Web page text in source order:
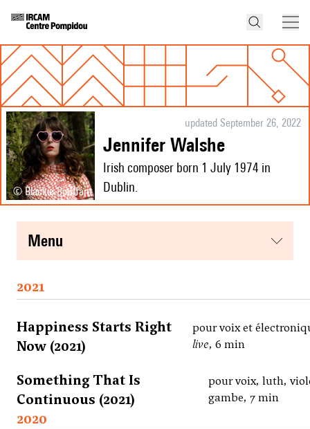
© Blackie Bouffant
updated September 26, 2022
Jennifer Walshe
Irish composer born 1 July 1974 in
Dublin.
menu
2021
Happiness Starts Right
Now (2021)
pour voix et
live, 6 min
Something That Is
Continuous (2021)
pour voix, luth,
gambe, 7 min
2020